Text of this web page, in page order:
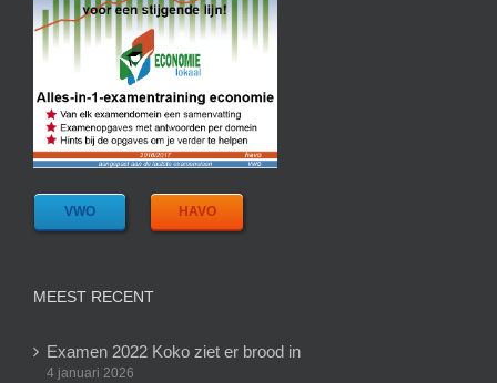
VWO HAVO
MEEST RECENT
Examen 2022 Koko ziet er brood in
4 januari 2026